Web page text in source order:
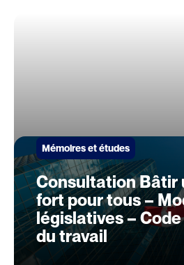
Mémoires et études
Consultation Bâtir
fort pour tous –
législatives –
du travail